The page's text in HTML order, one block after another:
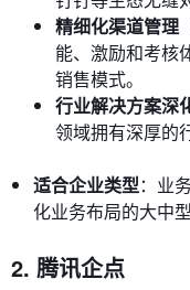
精细化渠道管理
能、激励和考核
销售模式。
行业解决方案深
领域拥有深厚的
适合企业类型：业
化业务布局的大中
2. 腾讯企点